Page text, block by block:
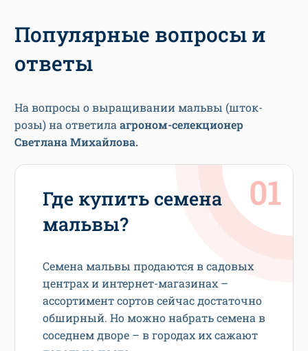
Популярные вопросы и
ответы
На вопросы о выращивании мальвы (шток-
розы) на ответила агроном-селекционер
Светлана Михайлова.
Где купить семена
мальвы?
Семена мальвы продаются в садовых
центрах и интернет-магазинах –
ассортимент сортов сейчас достаточно
обширный. Но можно набрать семена в
соседнем дворе – в городах их сажают